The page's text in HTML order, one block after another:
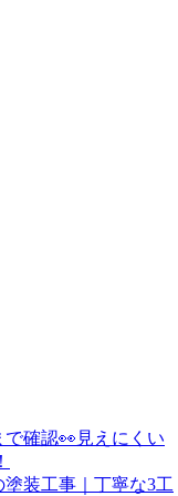
確認👀見えにくい
装工事｜丁寧な3工